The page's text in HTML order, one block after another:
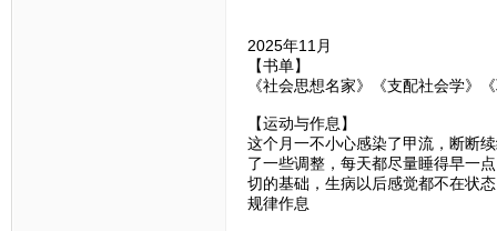
2025年11月
【书单】
《社会思想名家》《支配社会学》
【运动与作息】
这个月一不小心感染了甲流，断断
了一些调整，每天都尽量睡得早一
切的基础，生病以后感觉都不在状
规律作息